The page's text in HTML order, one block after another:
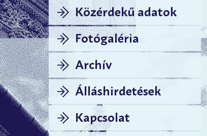
Közérdekű adatok
Fotógaléria
Archív
Álláshirdetések
Kapcsolat